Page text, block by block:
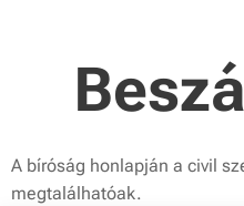
A bíróság honlapján a civil
megtalálhatóak.